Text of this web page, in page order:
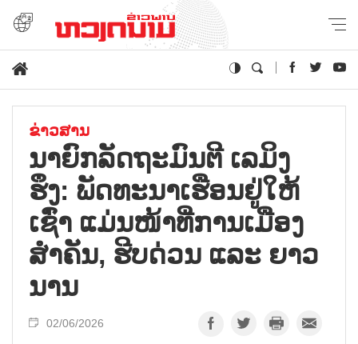
ຂ່າວສານ
ນາ​ຍົກ​ລັດ​ຖະ​ມົນ​ຕີ ເລ​ມິງ​
ຮຶງ: ພັດ​ທະ​ນາ​ເຮືອນ​ຢູ່​ໃຫ້​
ເຊົ່າ ແມ່ນ​ໜ້າ​ທີ່​ການ​ເມືອງ​
ສຳ​ຄັນ, ຮີບ​ດ່ວນ ແລະ ຍາວ​
ນານ
02/06/2026